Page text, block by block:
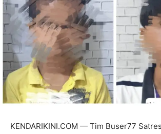
KENDARIKINI.COM — Tim Buser77